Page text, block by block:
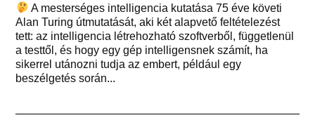
A mesterséges intelligencia kutatása 75 éve követi
Alan Turing útmutatását, aki két alapvető feltételezést
tett: az intelligencia létrehozható szoftverből, függetlenül
a testtől, és hogy egy gép intelligensnek számít, ha
sikerrel utánozni tudja az embert, például egy
beszélgetés során...